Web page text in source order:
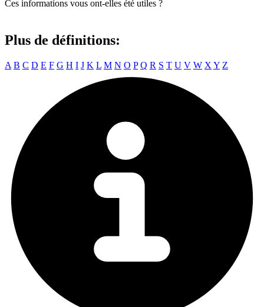
Ces informations vous ont-elles été utiles ?
Plus de définitions:
A B C D E F G H I J K L M N O P Q R S T U V W X Y Z